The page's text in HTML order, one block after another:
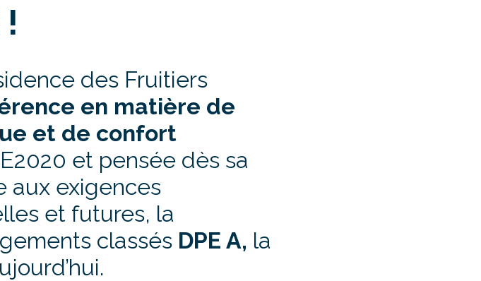
des Fruitiers
en matière de
et de confort
et pensée dès sa
aux exigences
et futures, la
classés DPE A, la